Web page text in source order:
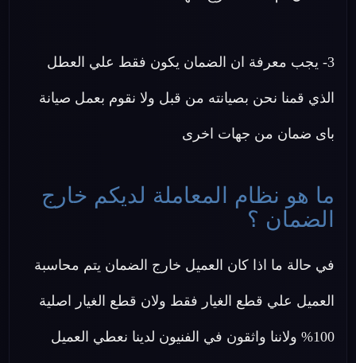
3- يجب معرفة ان الضمان يكون فقط علي العطل
الذي قمنا نحن بصيانته من قبل ولا نقوم بعمل صيانة
باى ضمان من جهات اخرى
ما هو نظام المعاملة لديكم خارج
الضمان ؟
في حالة ما اذا كان العميل خارج الضمان يتم محاسبة
العميل علي قطع الغيار فقط ولان قطع الغيار اصلية
100% ولاننا واثقون في الفنيون لدينا نعطي العميل